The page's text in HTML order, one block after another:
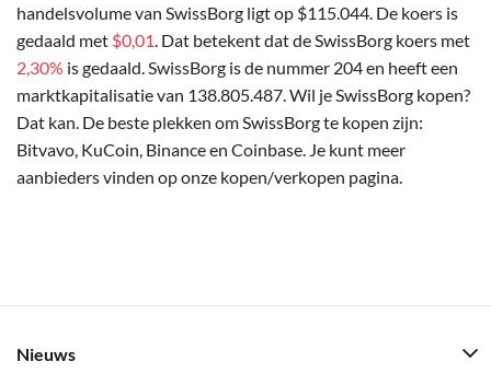
handelsvolume van SwissBorg ligt op $115.044. De koers is
gedaald met $0,01. Dat betekent dat de SwissBorg koers met
2,30% is gedaald. SwissBorg is de nummer 204 en heeft een
marktkapitalisatie van 138.805.487. Wil je SwissBorg kopen?
Dat kan. De beste plekken om SwissBorg te kopen zijn:
Bitvavo, KuCoin, Binance en Coinbase. Je kunt meer
aanbieders vinden op onze kopen/verkopen pagina.
Nieuws